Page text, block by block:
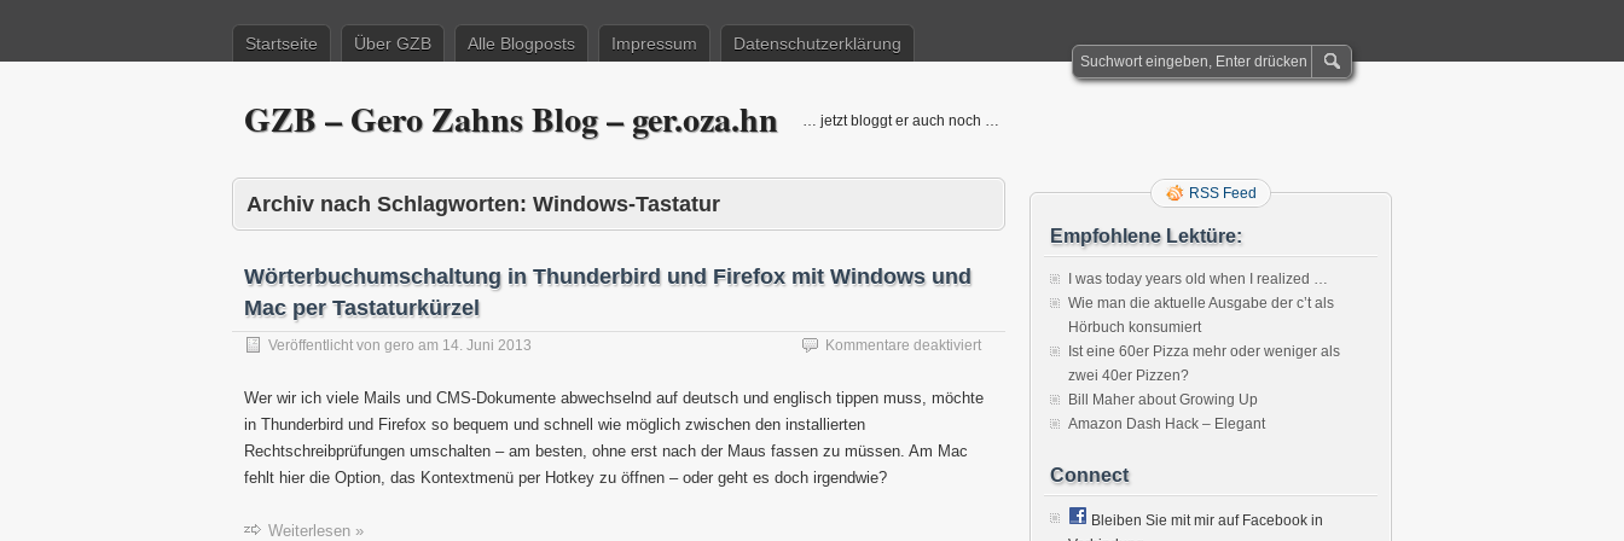
Startseite Über GZB Alle Blogposts Impressum Datenschutzerklärung
GZB – Gero Zahns Blog – ger.oza.hn … jetzt bloggt er auch noch …
Archiv nach Schlagworten: Windows-Tastatur
Wörterbuchumschaltung in Thunderbird und Firefox mit Windows und
Mac per Tastaturkürzel
Veröffentlicht von gero am 14. Juni 2013 Kommentare deaktiviertfür
Wörterbuchumschaltung
Thunderbird
Wer wir ich viele Mails und CMS-Dokumente abwechselnd auf deutsch und englisch tippen muss, möchte
in Thunderbird und Firefox so bequem und schnell wie möglich zwischen den installierten
Rechtschreibprüfungen umschalten – am besten, ohne erst nach der Maus fassen zu müssen. Am Mac
fehlt hier die Option, das Kontextmenü per Hotkey zu öffnen – oder geht es doch irgendwie?
Weiterlesen »
RSS Feed
Empfohlene Lektüre:
I was today years old when I realized …
Wie man die aktuelle Ausgabe der c’t als
Hörbuch konsumiert
Ist eine 60er Pizza mehr oder weniger als
zwei 40er Pizzen?
Bill Maher about Growing Up
Amazon Dash Hack – Elegant
Connect
Bleiben Sie mit mir auf Facebook in